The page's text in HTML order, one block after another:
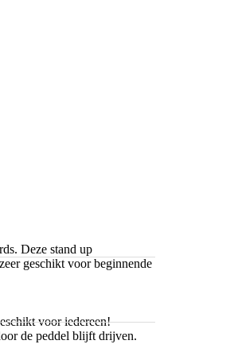
Deze stand up
geschikt voor beginnende
voor iedereen!
de peddel blijft drijven.